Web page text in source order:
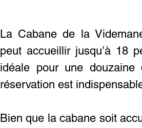
La Cabane de la
peut accueillir jusqu’à 18
idéale pour une
réservation est
Bien que la cabane soit